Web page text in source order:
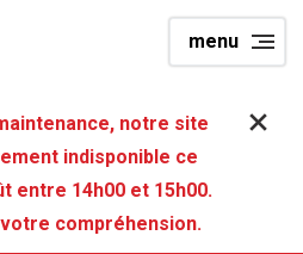
menu
notre site
indisponible ce
entre 14h00 et 15h00.
compréhension.